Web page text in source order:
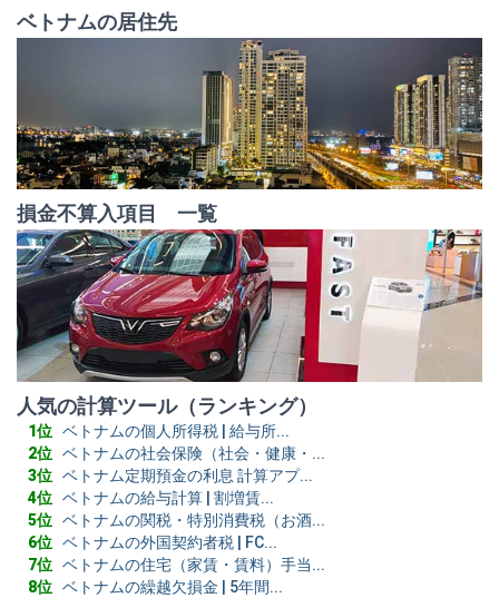
ベトナムの居住先
損金不算入項目 一覧
人気の計算ツール（ランキング）
ベトナムの個人所得税 | 給与所...
ベトナムの社会保険（社会・健康・...
ベトナム定期預金の利息 計算アプ...
ベトナムの給与計算 | 割増賃...
ベトナムの関税・特別消費税（お酒...
ベトナムの外国契約者税 | FC...
ベトナムの住宅（家賃・賃料）手当...
ベトナムの繰越欠損金 | 5年間...